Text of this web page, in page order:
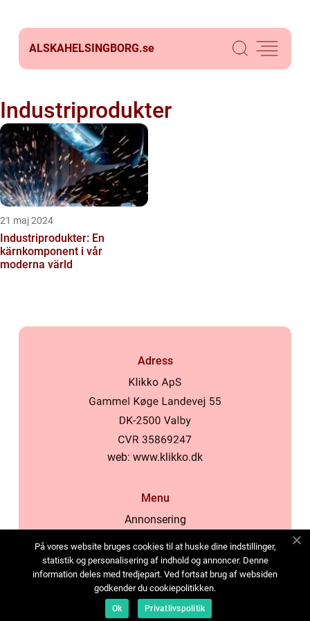
ALSKAHELSINGBORG.se
Industriprodukter
21 maj 2024
Industriprodukter: En
kärnkomponent i vår
moderna värld
Adress
web: www.klikko.dk
Menu
Annonsering
Cookies
Kontakta oss
Sitemap
På vores website bruges cookies til at huske dine indstillinger,
statistik og personalisering af indhold og annoncer. Denne
information deles med tredjepart. Ved fortsat brug af websiden
godkender du cookiepolitikken.
Ok Privatlivspolitik